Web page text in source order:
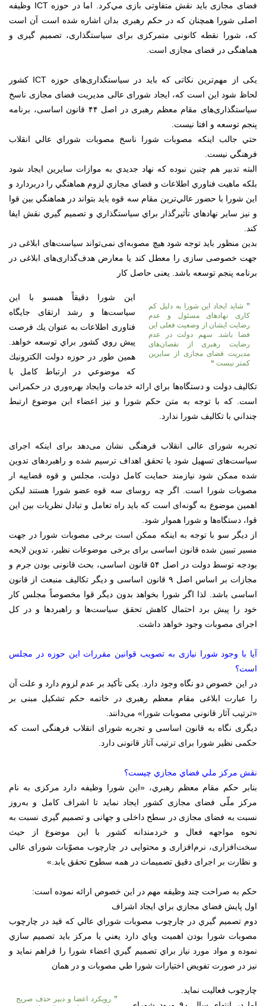
فضای مجازی بايد نقش متفاوتی بازی مي‌کرد. اما در حوزه ICT وظیفه
اصلی شورا همچنان که در حکم رهبری بدان اشاره شده است آن است
که، شورا نقطه كانونی متمركزی برای سياستگذاری، تصميم گيری و
هماهنگی در فضای مجازی است.
یکی از مهم‌ترین نکاتی که باید در سیاستگذاری‌های حوزه ICT کشور
لحاظ شود این است که، ایجاد شورای عالی مدیریت فضای مجازی ناسخ
سیاستگذاری‌های مقام معظم رهبری در اصل ۴۴ قانون اساسی، برنامه
پنجم توسعه و افتا نیست.
حتي جالب اينكه مصوبات شورا ناسخ مصوبات شوراي عالي انقلاب
فرهنگي نيست.
البته تدبير هم چنين نبوده كه نهاد جديدي به موازات سايرين ايجاد شود
بلكه ماهيت فناوري اطلاعات و فضاي مجازي لزوم هماهنگي را دربردارد و
اين شورا با حضور عالي‌ترين مقام سه قوه بايد بتواند در هماهنگي بين قوا
و نيز ساير نهادهاي تأثيرگذار براي سياستگذاري و تصميم گيري نقش ايفا
كند.
بدین منظور باید توجه شود هیچ مصوبه‌ای نمی‌تواند سیاست‌های ابلاغی در
جهت خصوصی سازی را معطل کند یا معارض هدف‌گذاری‌های ابلاغی در
برنامه پنجم توسعه باشد. یعنی حاصل کار
” شاید ایجاد این شورا به دلیل کم
کاری نهاد‌های مسئول و عدم
رضایت ایشان از وضعیت فعلی این
فضا باشد. سهم دولت در عدم
رضایت رهبری از نقصان‌های
مدیریت فضای مجازی از سایرین
کمتر نیست “
این شورا دقیقاً همسو با این
سیاست‌ها و رشد ارتقای جایگاه
فناوری اطلاعات به عنوان يك فرصت
پيش روي كشور براي توسعه خواهد.
همين طور در حوزه دولت الكترونيك
كه موضوعي در ارتباط كامل با
تكاليف دولت و دستگاه‌ها براي ارائه خدمات وايجاد بهره‌وري در حكمراني
است. كه با توجه به متن حكم شورا و نيز اعضاء ابن موضوع ارتبط
چنداني با تكاليف شورا ندارد.
تجربه شورای عالی انقلاب فرهنگی نشان می‌دهد برای اینکه اجرای
سیاست‌های تسهیل شود یا تحقق اهداف ترسیم شده و راهبردهای تدوین
شده ممکن شود نیازمند حمایت کامل دولت، مجلس و قوه قضاییه ار
مصوبات شورا است. اگر چه روسای سه قوه عضو شورا هستند لیکن
اهمین موضوع به گونه‌ای است که باید راه تعامل و تبادل نظریات بین این
قوا، دستگاه‌ها و شورا هموار شود.
از دیگر سو با توجه به اینکه ممکن است برخی مصوبات شورا در جهت
مسیر تببین شده قانون اساسی برای برخی موضوعات نظیر، تدوین لایحه
بودجه توسط دولت در اصل ۵۴ قانون اساسی، بحث قانونی بودن جرم و
مجازات بر اساس اصل ۹ قانون اساسی و دیگر تکالیف منبعث از قانون
اساسی باشد. لذا اگر شورا بخواهد بدون دیگر قوا مخصوصاً مجلس کار
خود را پیش برد احتمال کاهش تحقق سیاست‌ها و راهبرد‌ها و در کل
اجرای مصوبات وجود خواهد داشت.
آیا با وجود شورا نیازی به تصویب قوانین مقررات این حوزه در مجلس
است؟
در این خصوص دو نگاه وجود دارد. یکی تأکید بر عدم لزوم دارد و علت آن
را عبارت ابلاغی مقام معظم رهبری در خاتمه حکم تشکیل مبنی بر
«ترتیب آثار قانونی مصوبات شورا» می‌دانند.
دیگری نگاه به قانون اساسی و تجربه شورای انقلاب فرهنگی است که
حکمی نظیر شورا برای ترتیب آثار قانونی دارد.
نقش مركز ملي فضاي مجازي چيست؟
بنابر حكم مقام معظم رهبري، «اين شورا وظيفه دارد مركزی به نام
مركز ملّی فضای مجازی كشور ايجاد نمايد تا اشراف كامل و به‌روز
نسبت به فضای مجازی در سطح داخلی و جهانی و تصميم گيری نسبت به
نحوه مواجهه فعال و خردمندانه كشور با اين موضوع از حيث
سخت‌افزاری، نرم‌افزاری و محتوايی در چارچوب مصوّبات شورای عالی
و نظارت بر اجرای دقيق تصميمات در همه سطوح تحقق يابد.»
حكم به صراحت چند وظيفه مهم در اين خصوص ارائه نموده است:
اول پايش فضاي مجازي براي ايجاد اشراف
دوم تصميم گيري در چارچوب مصوبات شوراي عالي كه قيد در چارچوب
مصوبات شورا بودن اهميت وي‍اي دارد يعني يا مركز بايد تصميم سازي
نموده و مواد مورد نياز براي تصميم گيري اعضاء شورا را فراهم نمايد و
نيز در صورت تفويض اختيارات شورا طي مصوبات و در همان
” رویکرد اعضا و دبیر حذف صریح
چارچوب فعاليت نمايد.